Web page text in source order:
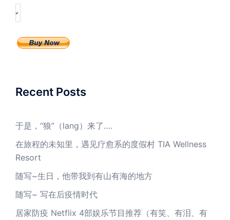
Recent Posts
于是，“狼”（lang）来了….
在旅程的未知里，遇见疗愈系的度假村 TIA Wellness
Resort
随写~生日，他带我到有山有海的地方
随写~ 写在后疫情时代
居家防疫 Netflix 4部娱乐节目推荐（有笑、有泪、有